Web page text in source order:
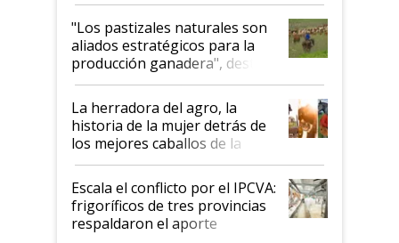
oportunidades que se abren
para el agro en Argentina, con
foco en la carne
"Los pastizales naturales son
aliados estratégicos para la
producción ganadera", destaca
la iniciativa que ya reúne a 46
establecimientos en Argentina
La herradora del agro, la
historia de la mujer detrás de
los mejores caballos de la
Argentina y los mitos que
todavía hacen sufrir a estos
animales: "Mientras me
descalificaban, yo seguí
haciendo currículum"
Escala el conflicto por el IPCVA:
frigoríficos de tres provincias
respaldaron el aporte